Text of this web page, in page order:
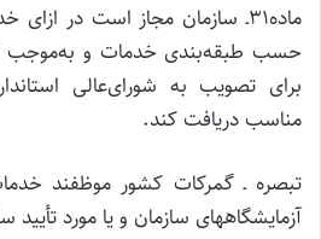
ماده۳۱ـ سازمان مجاز است در
حسب طبقه‌بندی خدمات و به‌موجب
برای تصویب به شورای‌عالی
مناسب دریافت کند.
تبصره ـ گمرکات کشور موظفند
آزمایشگاههای سازمان و یا مورد تأیید